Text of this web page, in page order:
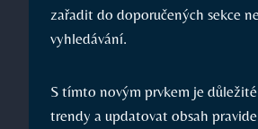
zařadit do doporučených sekce
vyhledávání.
S tímto novým prvkem je
trendy a updatovat obsah